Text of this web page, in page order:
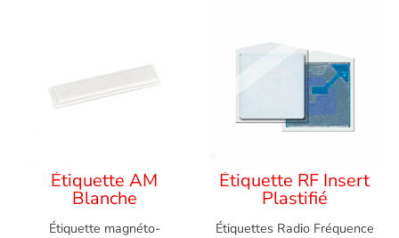
Étiquette AM
Blanche
Étiquette magnéto-
Étiquette RF Insert
Plastifié
Étiquettes Radio Fréquence